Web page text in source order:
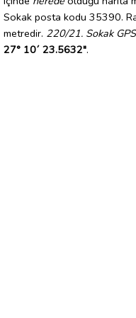
Sokak posta kodu 35390.
metredir. 220/21. Sokak
27° 10´ 23.5632".